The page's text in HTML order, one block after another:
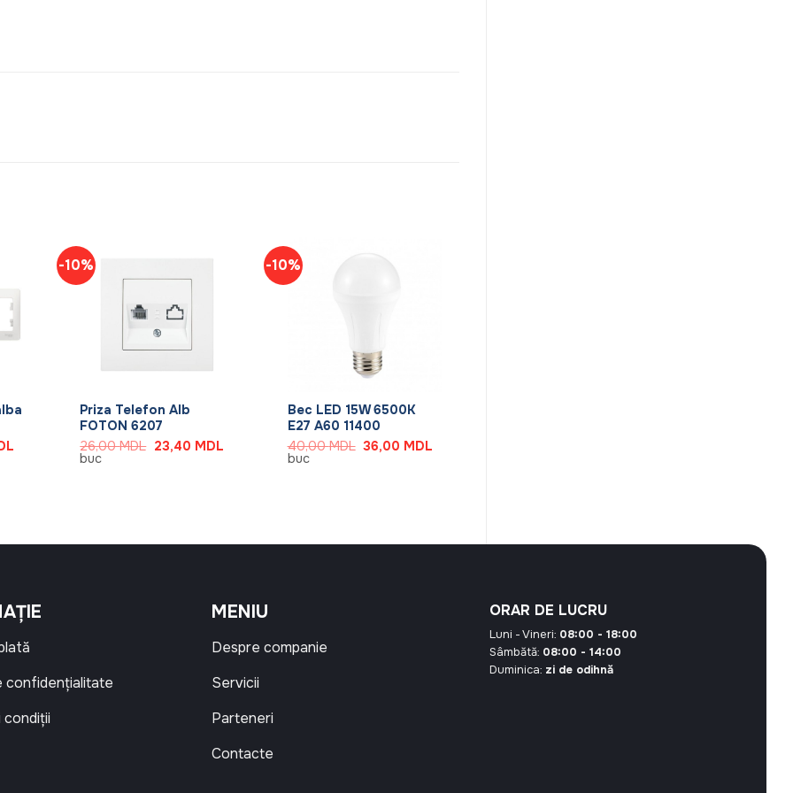
-10%
Priza Telefon Alb
FOTON 6207
26,00MDL Prețul
23,40 MDLPrețul
buc
-10%
Bec LED 15W 6500K
E27 A60 11400
40,00MDL Prețul
36,00 MDLPrețul
buc
confidențialitate
condiții
MENIU
Despre companie
Servicii
Parteneri
Contacte
ORAR DE LUCRU
Luni - Vineri: 08:00 - 18:00
Sâmbătă: 08:00 - 14:00
Duminica: zi de odihnă